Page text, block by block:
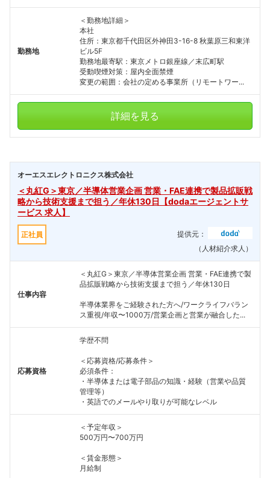
勤務地
＜勤務地詳細＞
本社
住所：東京都千代田区外神田3-16-8 秋葉原三和東洋
ビル5F
勤務地最寄駅：東京メトロ銀座線／末広町駅
受動喫煙対策：屋内全面禁煙
変更の範囲：会社の定める事業所（リモートワー...
詳細を見る
オーエスエレクトロニクス株式会社
＜丸紅G＞東京／半導体営業企画 営業・FAE連携で製品拡販戦
略から技術支援まで担う／年休130日【dodaエージェントサ
ービス 求人】
正社員
提供元：
（人材紹介求人）
仕事内容
＜丸紅G＞東京／半導体営業企画 営業・FAE連携で製
品拡販戦略から技術支援まで担う／年休130日
半導体業界をご経験された方へ/ワークライフバラン
ス重視/年収〜1000万/営業企画と営業が融合した...
応募資格
学歴不問
＜応募資格/応募条件＞
必須条件：
・半導体または電子部品の知識・経験（営業や品質
管理等）
・英語でのメールやり取りが可能なレベル
＜予定年収＞
500万円〜700万円
＜賃金形態＞
月給制